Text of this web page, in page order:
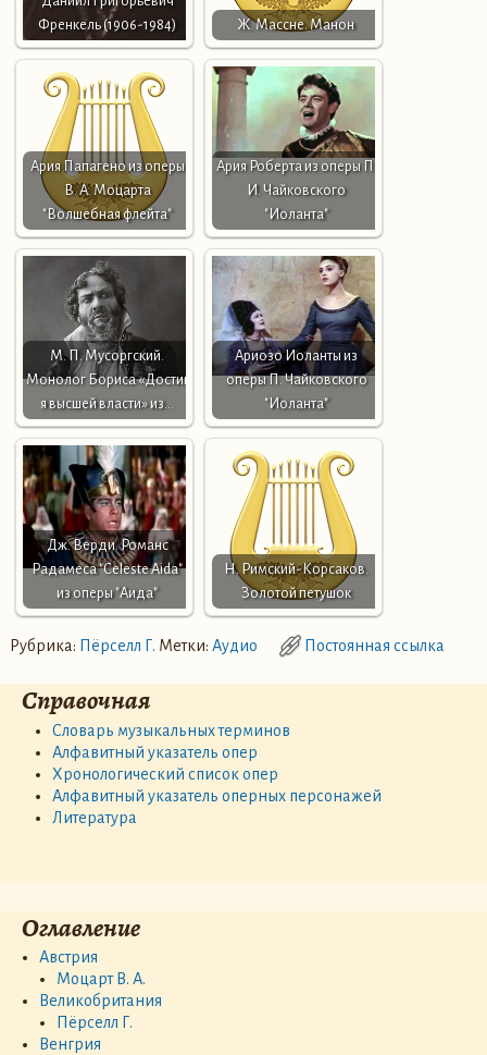
Френкель (1906-1984)
Ж. Массне. Манон
Ария Папагено из оперы
В. А. Моцарта
"Волшебная флейта"
Ария Роберта из оперы П.
И. Чайковского
"Иоланта"
М. П. Мусоргский.
Монолог Бориса «Достиг
я высшей власти» из…
Ариозо Иоланты из
оперы П. Чайковского
"Иоланта"
Дж. Верди. Романс
Радамеса "Celeste Aida"
из оперы "Аида"
Н. Римский-Корсаков.
Золотой петушок
Рубрика: Пёрселл Г. Метки: Аудио Постоянная ссылка
Справочная
Словарь музыкальных терминов
Алфавитный указатель опер
Хронологический список опер
Алфавитный указатель оперных персонажей
Литература
Оглавление
Австрия
Моцарт В. А.
Великобритания
Пёрселл Г.
Венгрия